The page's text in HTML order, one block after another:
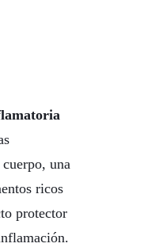
una
ricos
protector